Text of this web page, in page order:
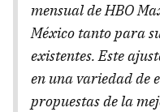
mensual de HBO
México tanto para
existentes. Este
en una variedad de
propuestas de la